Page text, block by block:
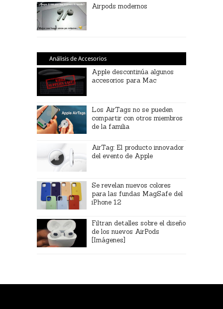
Airpods modernos
Análisis de Accesorios
Apple descontinúa algunos
accesorios para Mac
Los AirTags no se pueden
compartir con otros miembros
de la familia
AirTag: El producto innovador
del evento de Apple
Se revelan nuevos colores
para las fundas MagSafe del
iPhone 12
Filtran detalles sobre el diseño
de los nuevos AirPods
[Imágenes]